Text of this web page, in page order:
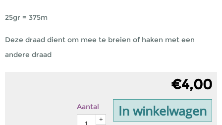
25gr = 375m
Deze draad dient om mee te breien of haken met een
andere draad
€4,00
Aantal
+
In winkelwagen